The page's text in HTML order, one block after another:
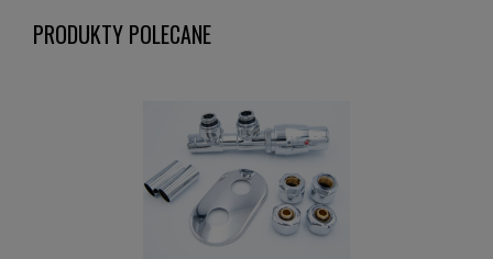
PRODUKTY POLECANE